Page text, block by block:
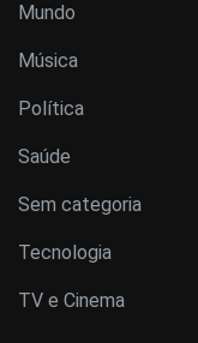
Mundo
Música
Política
Saúde
Sem categoria
Tecnologia
TV e Cinema